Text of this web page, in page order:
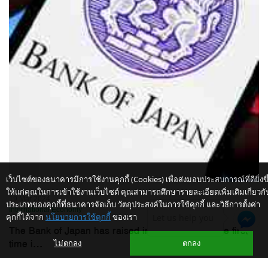
19 Mar 2024
International Economy
The Bank of Japan has raised interest rates for the first
เว็บไซต์ของธนาคารมีการใช้งานคุกกี้ (Cookies) เพื่อส่งมอบประสบการณ์ที่ดียิ่ง
ให้แก่คุณในการเข้าใช้งานเว็บไซต์ คุณสามารถศึกษารายละเอียดเพิ่มเติมเกี่ยวกั
ประเภทของคุกกี้ที่ธนาคารจัดเก็บ วัตถุประสงค์ในการใช้คุกกี้ และวิธีการตั้งค่า
คุกกี้ได้จาก นโยบายการใช้คุกกี้ ของเรา
ไม่ตกลง ตกลง